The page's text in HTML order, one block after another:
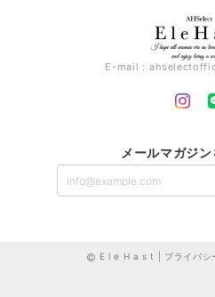
E-mail：
メールマガジ
E l e H a s t | プライバシ